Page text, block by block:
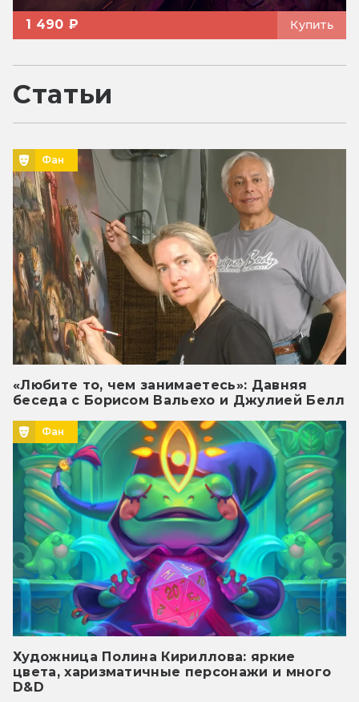
1 490 ₽ Купить
Статьи
Фан
«Любите то, чем занимаетесь»: Давняя
беседа с Борисом Вальехо и Джулией Белл
Фан
Художница Полина Кириллова: яркие
цвета, харизматичные персонажи и много
D&D